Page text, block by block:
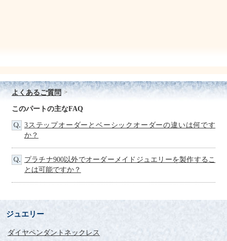
よくあるご質問
このパートの主なFAQ
3ステップオーダーとベーシックオーダーの違いは何です
か？
プラチナ900以外でオーダーメイドジュエリーを製作するこ
とは可能ですか？
ジュエリー
ダイヤペンダントネックレス